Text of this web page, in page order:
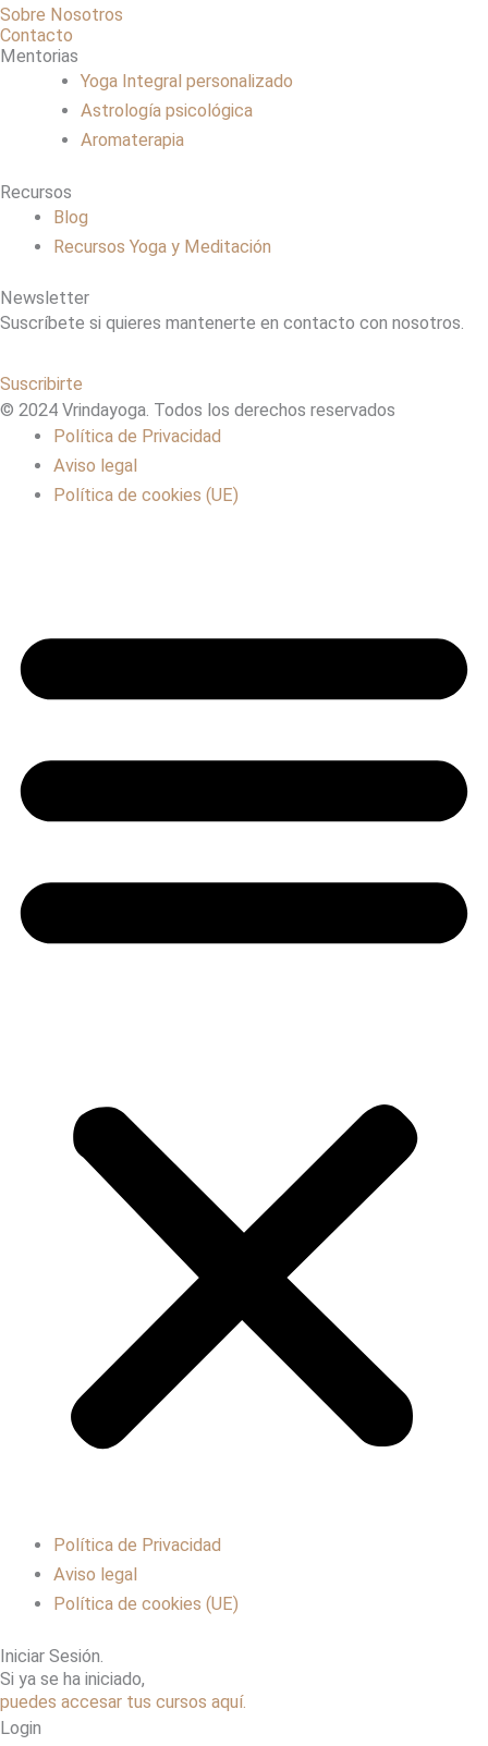
Sobre Nosotros
Contacto
Mentorias
Yoga Integral personalizado
Astrología psicológica
Aromaterapia
Recursos
Blog
Recursos Yoga y Meditación
Newsletter
Suscríbete si quieres mantenerte en contacto con nosotros.
Suscribirte
© 2024 Vrindayoga. Todos los derechos reservados
Política de Privacidad
Aviso legal
Política de cookies (UE)
Política de Privacidad
Aviso legal
Política de cookies (UE)
Iniciar Sesión.
Si ya se ha iniciado,
puedes accesar tus cursos aquí.
Login